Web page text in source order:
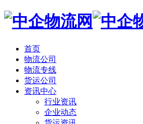
首页
物流公司
物流专线
货运公司
资讯中心
行业资讯
企业动态